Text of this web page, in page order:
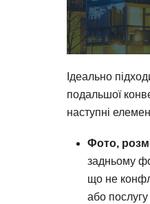
Ідеально
подальшої
наступні
Фото,
задньому
що не
або